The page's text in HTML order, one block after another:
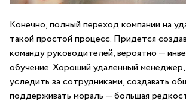
Конечно, полный переход компании на
такой простой процесс. Придется
команду руководителей, вероятно —
обучение. Хороший удаленный
уследить за сотрудниками, создавать
поддерживать мораль — большая